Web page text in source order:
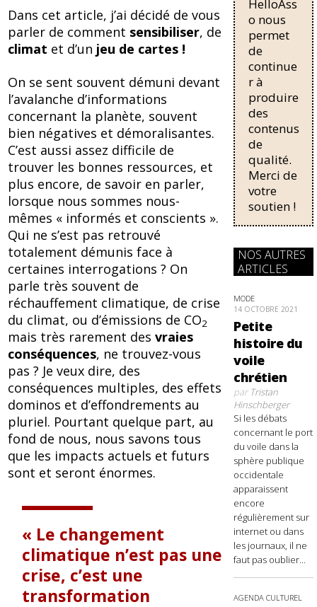
o
o
y
Dans cet article, j’ai décidé de vous
parler de comment sensibiliser, de
climat et d’un jeu de cartes !
On se sent souvent démuni devant
l’avalanche d’informations
concernant la planète, souvent
bien négatives et démoralisantes.
C’est aussi assez difficile de
trouver les bonnes ressources, et
plus encore, de savoir en parler,
lorsque nous sommes nous-
mêmes « informés et conscients ».
Qui ne s’est pas retrouvé
totalement démunis face à
certaines interrogations ? On
parle très souvent de
réchauffement climatique, de crise
du climat, ou d’émissions de CO2
mais très rarement desvraies
conséquences, ne trouvez-vous
pas ? Je veux dire, des
conséquences multiples, des effets
dominos et d’effondrements au
pluriel. Pourtant quelque part, au
fond de nous, nous savons tous
que les impacts actuels et futurs
sont et seront énormes.
Le changement
climatique n’est pas une
crise, c’est une
transformation
pour une
régularisati
on,
passant de
trois...
HelloAss
o nous
permet
de
continue
r à
produire
des
contenus
de
qualité.
Merci de
votre
soutien !
NOS AUTRES
ARTICLES
MODE
14 OCTOBRE 2021
Petite
histoire du
voile
chrétien
parTristan
Hinschberger
Si les débats
concernant le port
du voile dans la
sphère publique
occidentale
apparaissent
encore
régulièrement sur
internet ou dans
les journaux, il ne
faut pas oublier...
AGENDA CULTUREL